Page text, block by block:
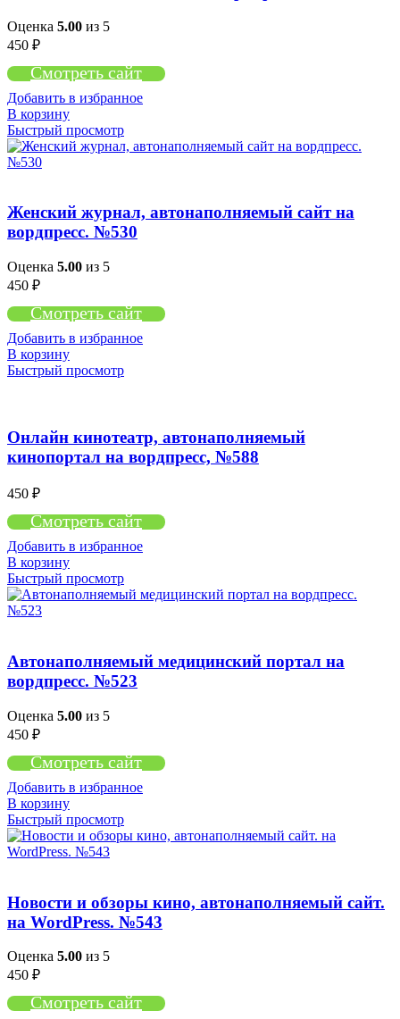
Оценка 5.00 из 5
450 ₽
Смотреть сайт
Добавить в избранное
В корзину
Быстрый просмотр
Женский журнал, автонаполняемый сайт на
вордпресс. №530
Оценка 5.00 из 5
450 ₽
Смотреть сайт
Добавить в избранное
В корзину
Быстрый просмотр
Онлайн кинотеатр, автонаполняемый
кинопортал на вордпресс, №588
450 ₽
Смотреть сайт
Добавить в избранное
В корзину
Быстрый просмотр
Автонаполняемый медицинский портал на
вордпресс. №523
Оценка 5.00 из 5
450 ₽
Смотреть сайт
Добавить в избранное
В корзину
Быстрый просмотр
Новости и обзоры кино, автонаполняемый сайт.
на WordPress. №543
Оценка 5.00 из 5
450 ₽
Смотреть сайт